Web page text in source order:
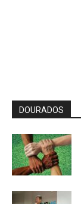
DOURADOS